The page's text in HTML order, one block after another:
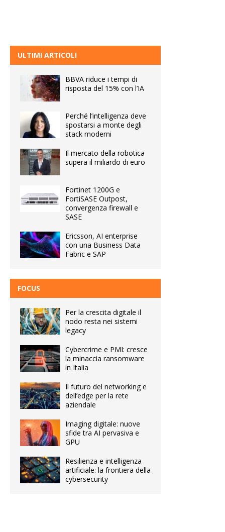
ULTIMI ARTICOLI
BBVA riduce i tempi di
risposta del 15% con l’IA
Perché l’intelligenza deve
spostarsi a monte degli
stack moderni
Il mercato della robotica
supera il miliardo di euro
Fortinet 1200G e
FortiSASE Outpost,
convergenza firewall e
SASE
Ericsson, AI enterprise
con una Business Data
Fabric e SAP
FOCUS
Per la crescita digitale il
nodo resta nei sistemi
legacy
Cybercrime e PMI: cresce
la minaccia ransomware
in Italia
Il futuro del networking e
dell’edge per la rete
aziendale
Imaging digitale: nuove
sfide tra AI pervasiva e
GPU
Resilienza e intelligenza
artificiale: la frontiera della
cybersecurity